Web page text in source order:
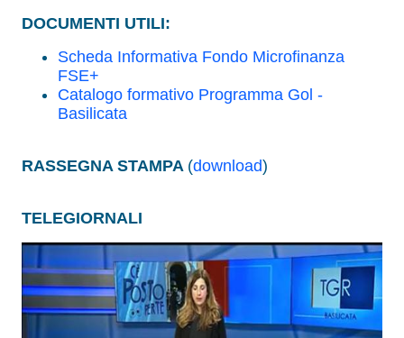
DOCUMENTI UTILI:
Scheda Informativa Fondo Microfinanza
FSE+
Catalogo formativo Programma Gol -
Basilicata
RASSEGNA STAMPA (download)
TELEGIORNALI